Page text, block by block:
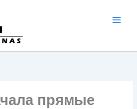
прямые